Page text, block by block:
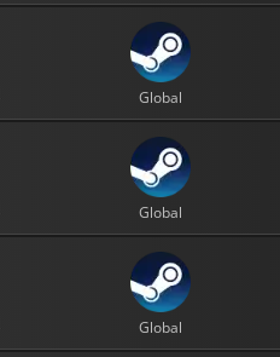
Global
Global
Global